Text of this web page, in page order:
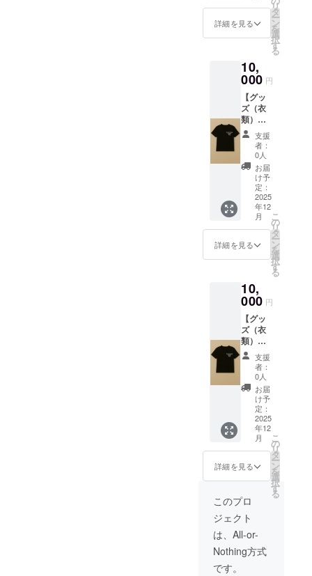
2500円
分のチ
ケット
を提供
す。
（ス
タッフ
にクラ
ウド
ファン
ディン
グで支
援をし
た旨を
お声掛
けくだ
さい。
現金交
換はで
きませ
ん。手
になり
ま
す。）
・数
量：1点
有効期
限2025
年９
月〜
2026年
８月末
詳細を見る
リ
タ
ー
ン
を
選
択
す
る
10,
000 円
【グッ
ズ（衣
類）】
弊社オ
リジナ
ルTシャ
ツをデ
ザイン
したT
シャツ
と弊社
店舗
キッチ
ンカー
で使用
できる
分を提
供しま
す。 ・
サイズ
展開：
M, L ・
色 :白,
タッフ
にクラ
ウド
ファン
ディン
グで支
援をし
た旨を
お声掛
い。）
現金へ
の交換
はでき
ませ
ん。手
支援
者：
0人
お届
け予
定：
2025
年12
月
詳細を見る
こ
の
リ
タ
ー
ン
を
選
択
す
る
10,
000 円
【グッ
ズ（衣
類）】
弊社オ
リジナ
ルTシャ
ツをデ
ザイン
したT
シャツ
と弊社
店舗
キッチ
ンカー
で使用
できる
2500円
分を提
供しま
す。 ・
サイズ
展開：
支援
者：
0人
お届
け予
定：
2025
年12
月
詳細を見る
こ
の
リ
タ
ー
ン
を
選
択
す
る
このプロ
ジェクト
は、All-or-
Nothing方式
です。